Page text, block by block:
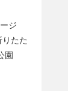
ジ
りたた
園